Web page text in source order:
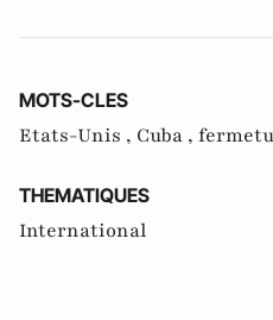
MOTS-CLES
Etats-Unis , Cuba ,
THEMATIQUES
International